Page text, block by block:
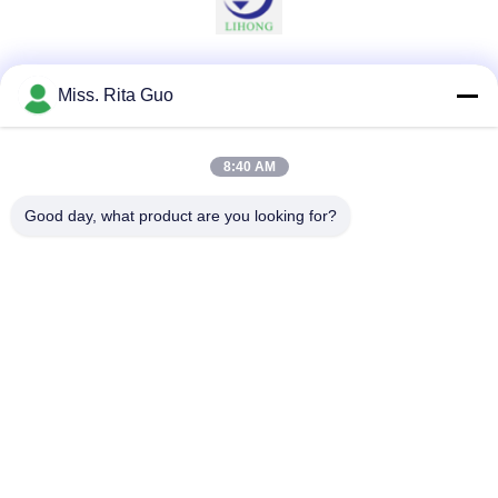
Miss. Rita Guo
8:40 AM
Good day, what product are you looking for?